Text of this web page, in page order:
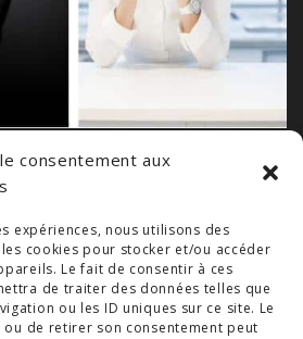
consentement aux
expériences, nous utilisons des
cookies pour stocker et/ou accéder
Le fait de consentir à ces
de traiter des données telles que
ou les ID uniques sur ce site. Le
de retirer son consentement peut
GÉNÉRALES
LINKEDIN